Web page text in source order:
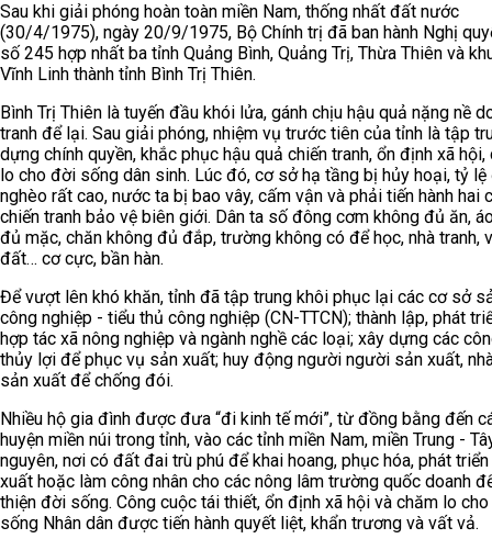
Sau khi giải phóng hoàn toàn miền Nam, thống nhất đất nước
(30/4/1975), ngày 20/9/1975, Bộ Chính trị đã ban hành Nghị
số 245 hợp nhất ba tỉnh Quảng Bình, Quảng Trị, Thừa Thiên và
Vĩnh Linh thành tỉnh Bình Trị Thiên.
Bình Trị Thiên là tuyến đầu khói lửa, gánh chịu hậu quả nặng nề
tranh để lại. Sau giải phóng, nhiệm vụ trước tiên của tỉnh là tập
dựng chính quyền, khắc phục hậu quả chiến tranh, ổn định xã hội,
lo cho đời sống dân sinh. Lúc đó, cơ sở hạ tầng bị hủy hoại, tỷ
nghèo rất cao, nước ta bị bao vây, cấm vận và phải tiến hành hai
chiến tranh bảo vệ biên giới. Dân ta số đông cơm không đủ ăn,
đủ mặc, chăn không đủ đắp, trường không có để học, nhà tranh,
đất… cơ cực, bần hàn.
Để vượt lên khó khăn, tỉnh đã tập trung khôi phục lại các cơ sở
công nghiệp - tiểu thủ công nghiệp (CN-TTCN); thành lập, phát
hợp tác xã nông nghiệp và ngành nghề các loại; xây dựng các
thủy lợi để phục vụ sản xuất; huy động người người sản xuất,
sản xuất để chống đói.
Nhiều hộ gia đình được đưa “đi kinh tế mới”, từ đồng bằng đến
huyện miền núi trong tỉnh, vào các tỉnh miền Nam, miền Trung -
nguyên, nơi có đất đai trù phú để khai hoang, phục hóa, phát
xuất hoặc làm công nhân cho các nông lâm trường quốc doanh
thiện đời sống. Công cuộc tái thiết, ổn định xã hội và chăm lo
sống Nhân dân được tiến hành quyết liệt, khẩn trương và vất vả.